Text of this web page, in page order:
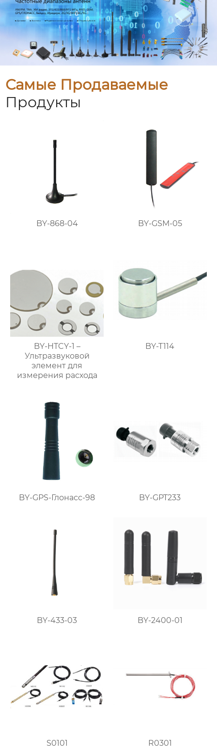
Самые Продаваемые
Продукты
BY-868-04 BY-GSM-05
BY-HTCY-1 –
Ультразвуковой
элемент для
измерения расхода
BY-T114
BY-GPS-Глонасс-98 BY-GPT233
BY-433-03 BY-2400-01
S0101 R0301